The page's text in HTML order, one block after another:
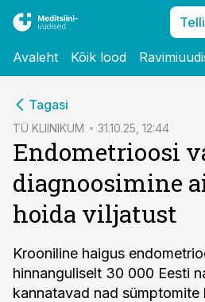
Avaleht Kõik lood
Tagasi
TÜ KLIINIKUM 31.10.25, 12:44
Endometrioosi
diagnoosimine
hoida viljatust
Krooniline haigus
hinnanguliselt 30 000 Eesti
kannatavad nad sümptomite